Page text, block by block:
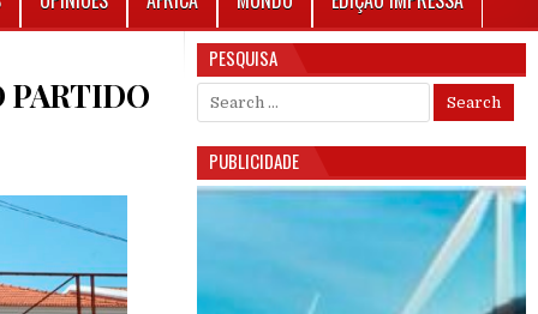
PARTIDO
DISPUTAM LIDERANÇA DO PARTIDO DA RENOVAÇÃO SOCIAL
PESQUISA
Search for:
PUBLICIDADE